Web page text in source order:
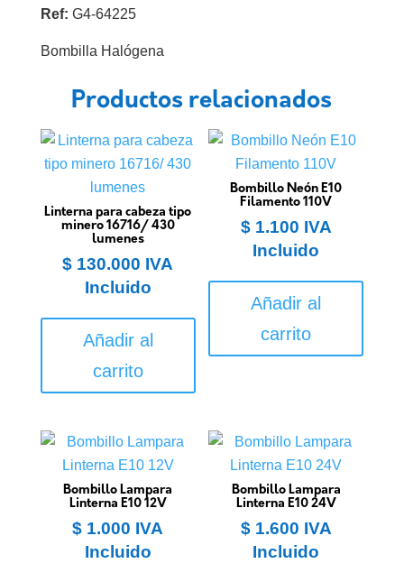
Ref: G4-64225
Bombilla Halógena
Productos relacionados
Linterna para cabeza tipo
minero 16716/ 430
lumenes
$ 130.000 IVA
Incluido
Añadir al
carrito
Bombillo Neón E10
Filamento 110V
$1.100 IVA
Incluido
Añadir al
carrito
Bombillo Lampara
Linterna E10 12V
$ 1.000 IVA
Incluido
Bombillo Lampara
Linterna E10 24V
$1.600 IVA
Incluido